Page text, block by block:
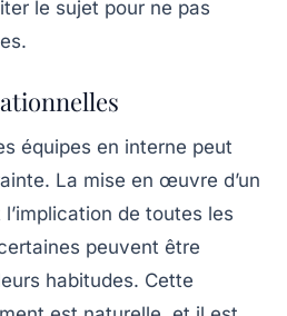
le sujet pour ne pas
équipes en interne peut
La mise en œuvre d’un
de toutes les
peuvent être
habitudes. Cette